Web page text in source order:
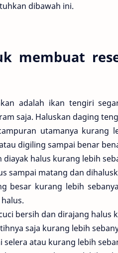
dibawah ini.
membuat
adalah ikan tengiri
saja. Haluskan daging
utamanya kurang
digiling sampai benar
halus kurang lebih
sampai matang dan
besar kurang lebih
bersih dan dirajang halus
saja kurang lebih
selera atau kurang lebih